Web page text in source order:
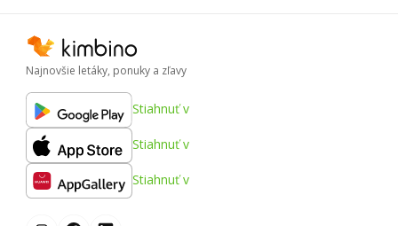
Najnovšie letáky, ponuky a zľavy
Stiahnuť v
Stiahnuť v
Stiahnuť v